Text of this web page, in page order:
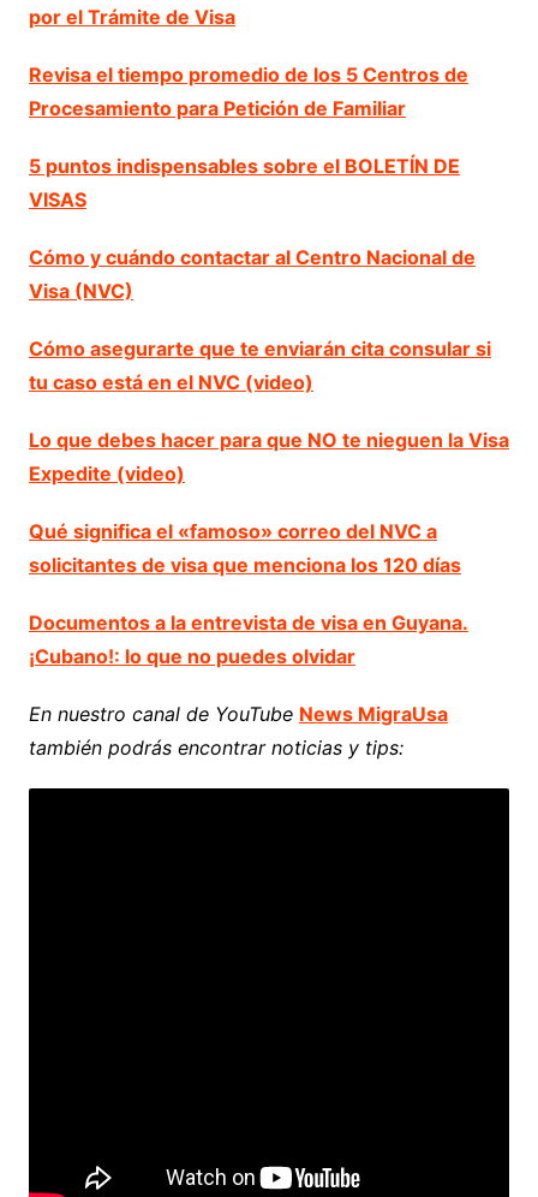
por el Trámite de Visa
Revisa el tiempo promedio de los 5 Centros de
Procesamiento para Petición de Familiar
5 puntos indispensables sobre el BOLETÍN DE
VISAS
Cómo y cuándo contactar al Centro Nacional de
Visa (NVC)
Cómo asegurarte que te enviarán cita consular si
tu caso está en el NVC (video)
Lo que debes hacer para que NO te nieguen la Visa
Expedite (video)
Qué significa el «famoso» correo del NVC a
solicitantes de visa que menciona los 120 días
Documentos a la entrevista de visa en Guyana.
¡Cubano!: lo que no puedes olvidar
En nuestro canal de YouTube News MigraUsa
también podrás encontrar noticias y tips: